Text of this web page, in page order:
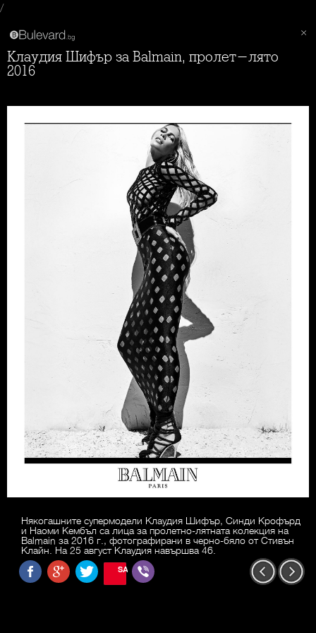
/
Клаудия Шифър за Balmain, пролет-лято
2016
Някогашните супермодели Клаудия Шифър, Синди Крофърд
и Наоми Кембъл са лица за пролетно-лятната колекция на
Balmain за 2016 г., фотографирани в черно-бяло от Стивън
Клайн. На 25 август Клаудия навършва 46.
SAVE